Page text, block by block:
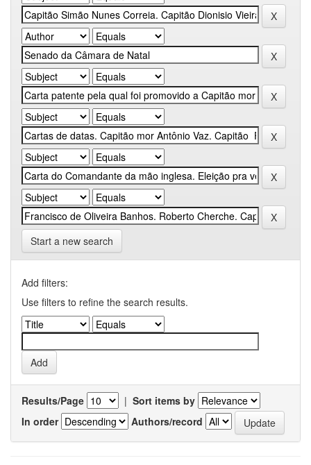
Start a new search
Add filters:
Use filters to refine the search results.
Results/Page | Sort items by
In order
Authors/record